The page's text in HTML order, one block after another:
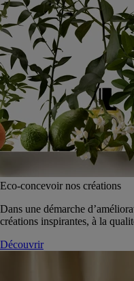
Eco-concevoir nos créations
Dans une démarche
créations inspirantes, à la
Découvrir